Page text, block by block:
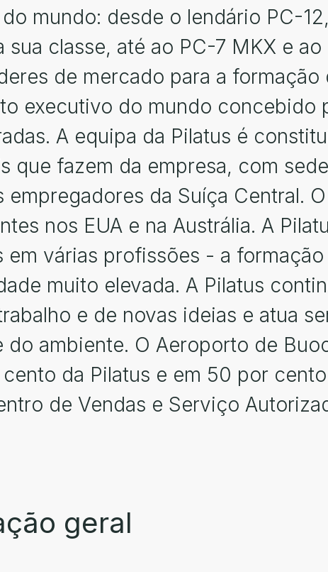
mundo: desde o lendário PC-
sua classe, até ao PC-7 MKX e
de mercado para a
executivo do mundo concebido
A equipa da Pilatus é
que fazem da empresa, com
empregadores da Suíça Central.
nos EUA e na Austrália. A
em várias profissões - a
muito elevada. A Pilatus
e de novas ideias e atua
do ambiente. O Aeroporto de
da Pilatus e em 50 por
de Vendas e Serviço
geral